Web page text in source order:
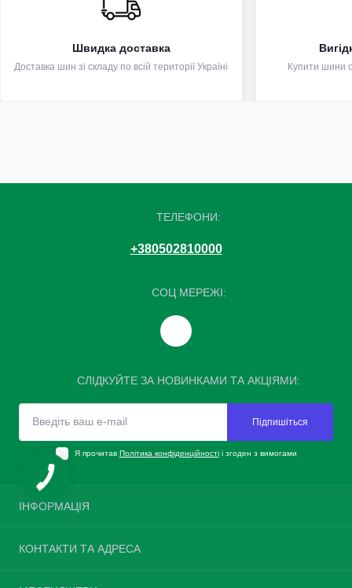
Швидка доставка
Доставка шин зі складу по всій території Україні Купити шини
ТЕЛЕФОНИ:
+380502810000
СОЦ МЕРЕЖІ:
СЛІДКУЙТЕ ЗА НОВИНКАМИ ТА АКЦІЯМИ:
Підпишіться
Я прочитав Політика конфіденційностіі згоден з вимогами
ІНФОРМАЦІЯ
Про нас
КОНТАКТИ ТА АДРЕСА